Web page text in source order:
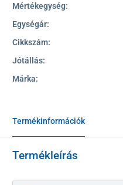
Mértékegység:
Egységár:
Cikkszám:
Jótállás:
Márka:
Termékinformációk
Termékleírás